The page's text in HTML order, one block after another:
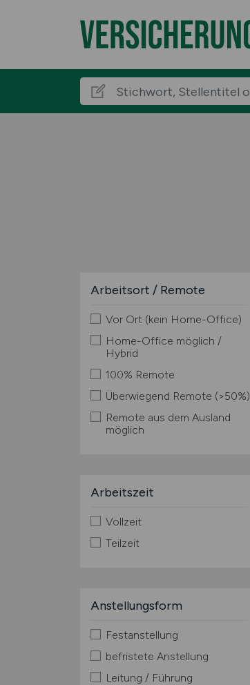
Arbeitsort / Remote
Vor Ort (kein Home-Office)
Home-Office möglich /
Hybrid
100% Remote
Überwiegend Remote (>50%)
Remote aus dem Ausland
möglich
Arbeitszeit
Vollzeit
Teilzeit
Anstellungsform
Festanstellung
befristete Anstellung
Leitung / Führung